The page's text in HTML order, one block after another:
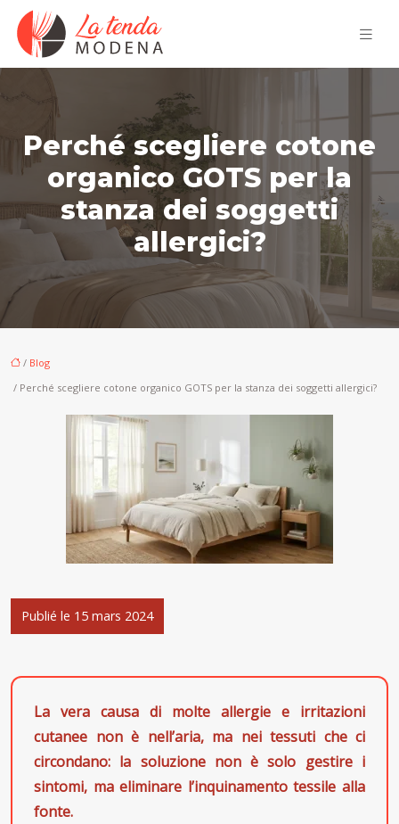
Perché scegliere cotone
organico GOTS per la
stanza dei soggetti
allergici?
/ Blog
/ Perché scegliere cotone organico GOTS per la stanza dei soggetti allergici?
Publié le 15 mars 2024
La vera causa di molte allergie e irritazioni
cutanee non è nell’aria, ma nei tessuti che ci
circondano: la soluzione non è solo gestire i
sintomi, ma eliminare l’inquinamento tessile alla
fonte.